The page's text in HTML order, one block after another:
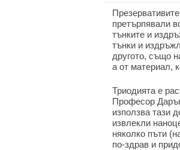
претърпявали
тънките и
тънки и
другото, също
а от материал,
Триодията е
Професор
използва тази
извлекли
няколко пъти
по-здрав и